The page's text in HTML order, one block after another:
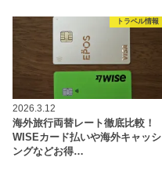
トラベル情報
2026.3.12
海外旅行両替レート徹底比較！
WISEカード払いや海外キャッシ
ングなどお得…